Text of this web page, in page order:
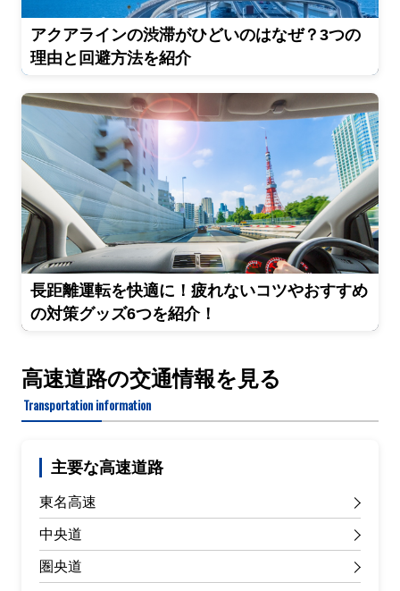
アクアラインの渋滞がひどいのはなぜ？3つの
理由と回避方法を紹介
長距離運転を快適に！疲れないコツやおすすめ
の対策グッズ6つを紹介！
高速道路の交通情報を見る
Transportation information
主要な高速道路
東名高速
中央道
圏央道